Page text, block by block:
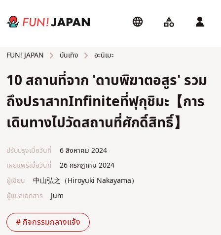
FUN! JAPAN บันเทิง อะนิเมะ
10 สถานที่จาก 'ดาบพิฆาตอสูร' รวม
ถึงปราสาทInfiniteที่ฟุกุชิมะ【การ
เดินทางไปวัดสถานที่ศักดิ์สิทธิ์】
ปรับปรุงเมื่อวันที่
6 สิงหาคม 2024
เผยแพร่เมื่อวันที่
26 กรกฎาคม 2024
ผู้เขียน
中山弘之（Hiroyuki Nakayama）
ผู้แปลเอกสาร
Jum
# กิจกรรมกลางแจ้ง